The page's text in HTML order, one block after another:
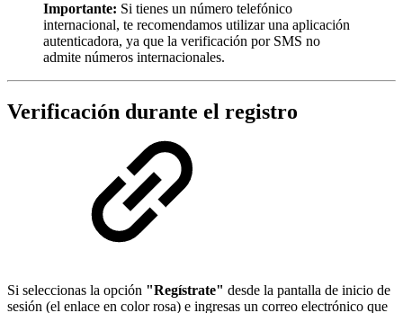
Importante: Si tienes un número telefónico
internacional, te recomendamos utilizar una aplicación
autenticadora, ya que la verificación por SMS no
admite números internacionales.
Verificación durante el registro
Si seleccionas la opción "Regístrate" desde la pantalla de inicio de
sesión (el enlace en color rosa) e ingresas un correo electrónico que